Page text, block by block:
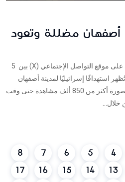
مضللة وتعود
شييك: نسيم البتدينيانتشرت صورة على موقع التواصل الإجتماعي (X) بين 5
زُعم أنها تُظهر استهدافًا إسرائيليًا لمدينة أصفهان
الإيرانيّة، هنا هنا هنا هنا وحصدت الصورة أكثر من 850 ألف مشاهدة حتى وقت
خلال...
4
5
6
7
8
13
14
15
16
17